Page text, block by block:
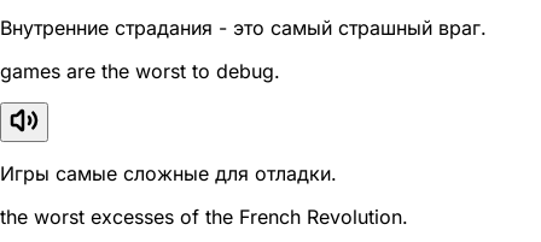
Внутренние страдания - это самый страшный враг.
games are the worst to debug.
Игры самые сложные для отладки.
the worst excesses of the French Revolution.